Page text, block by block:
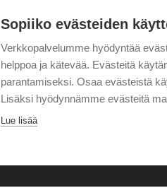
f
t
Sopiiko evästeiden
Verkkopalvelumme hyödyntää
helppoa ja kätevää. Evästeitä
parantamiseksi. Osaa evästeistä
Lisäksi hyödynnämme evästeitä
Lue lisää